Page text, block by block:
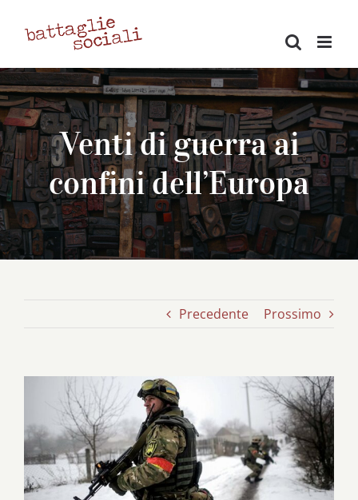
Venti di guerra ai
confini dell’Europa
Precedente Prossimo
Ingrandisci
immagine